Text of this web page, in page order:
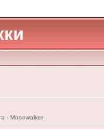
- Moonwalker